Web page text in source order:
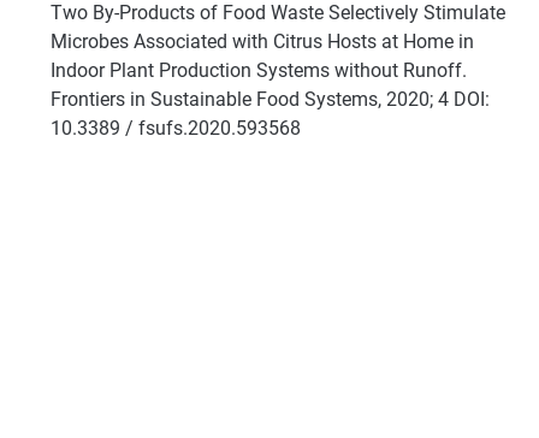
Two By-Products of Food Waste Selectively Stimulate
Microbes Associated with Citrus Hosts at Home in
Indoor Plant Production Systems without Runoff.
Frontiers in Sustainable Food Systems, 2020; 4 DOI:
10.3389 / fsufs.2020.593568